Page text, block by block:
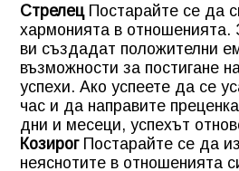
СтрелецПостарайте се да
хармонията в отношенията.
ви създадат положителни
възможности за постигане
успехи. Ако успеете да се
час и да направите
дни и месеци, успехът
КозирогПостарайте се да
неяснотите в отношенията